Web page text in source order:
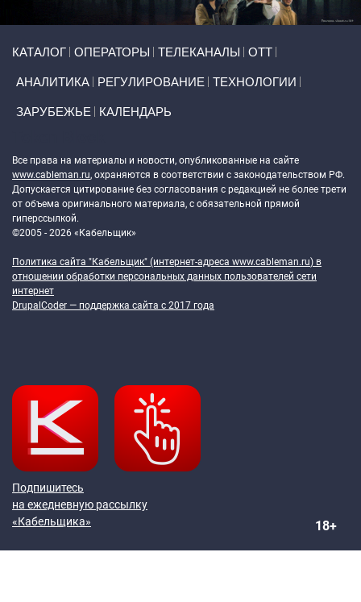
КАТАЛОГ ОПЕРАТОРЫ ТЕЛЕКАНАЛЫ ОТТ
АНАЛИТИКА РЕГУЛИРОВАНИЕ ТЕХНОЛОГИИ
ЗАРУБЕЖЬЕ КАЛЕНДАРЬ
Все права на материалы и новости, опубликованные на сайте
www.cableman.ru, охраняются в соответствии с законодательством РФ.
Допускается цитирование без согласования с редакцией не более трети
от объема оригинального материала, с обязательной прямой
гиперссылкой.
©2005 - 2026 «Кабельщик»
Политика сайта "Кабельщик" (интернет-адреса www.cableman.ru) в
отношении обработки персональных данных пользователей сети
интернет
DrupalCoder — поддержка сайта c 2017 года
Подпишитесь
на ежедневную рассылку
«Кабельщика»